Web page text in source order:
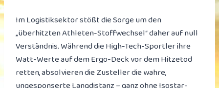
Im Logistiksektor stößt die Sorge um den
„überhitzten Athleten-Stoffwechsel“ daher auf null
Verständnis. Während die High-Tech-Sportler ihre
Watt-Werte auf dem Ergo-Deck vor dem Hitzetod
retten, absolvieren die Zusteller die wahre,